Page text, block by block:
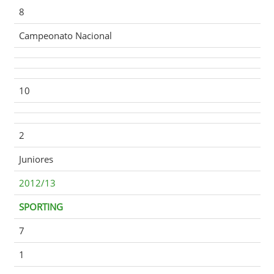
8
Campeonato Nacional
10
2
Juniores
2012/13
SPORTING
7
1